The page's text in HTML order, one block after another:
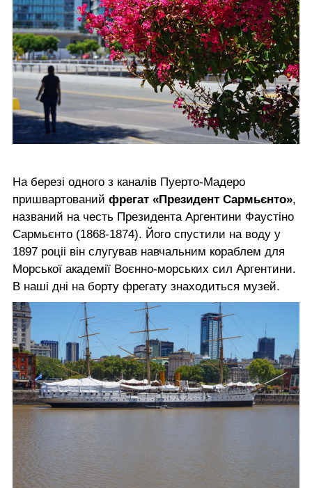
На березі одного з каналів Пуерто-Мадеро
пришвартований фрегат «Президент Сармьєнто»,
названий на честь Президента Аргентини Фаустіно
Сармьєнто (1868-1874). Його спустили на воду у
1897 роціі він слугував навчальним кораблем для
Морської академії Воєнно-морських сил Аргентини.
В наші дні на борту фрегату знаходиться музей.